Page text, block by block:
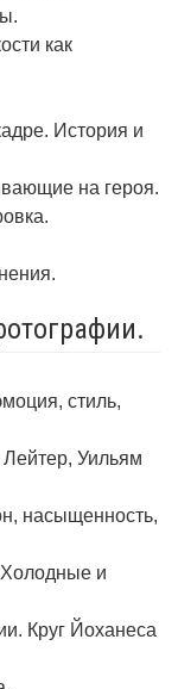
как
История и
на героя.
стиль,
Уильям
насыщенность,
и
Круг Йоханеса